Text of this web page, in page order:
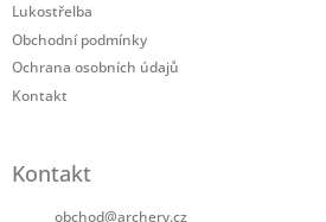
Lukostřelba
Obchodní podmínky
Ochrana osobních údajů
Kontakt
Kontakt
obchod@archery.cz